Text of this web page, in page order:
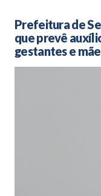
Prefeitura de
que prevê
gestantes e